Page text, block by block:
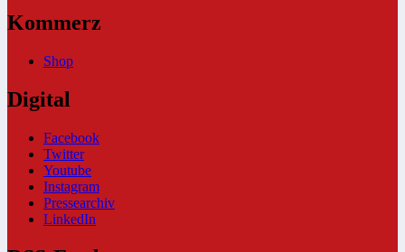
Kommerz
Shop
Digital
Facebook
Twitter
Youtube
Instagram
Pressearchiv
LinkedIn